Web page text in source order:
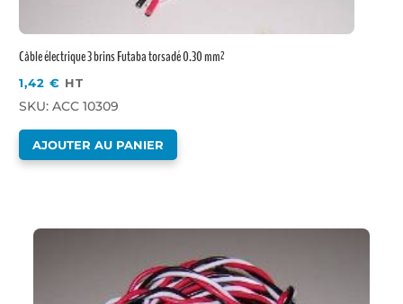
Câble électrique 3 brins Futaba torsadé 0.30 mm²
1,42€ HT
SKU: ACC 10309
AJOUTER AU PANIER